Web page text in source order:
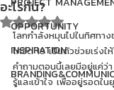
OPPORTUNITY
INSPIRATION
อะไรกัน?
Rated NaN out
โลกกำลังหมุนไปในทิศทา
โควิด 19 เป็นตัวช่วยเร่งใ
คำถามตอนนี้เลยมีอยู่แค่ว่
รู้และเข้าใจ เพื่ออยู่รอดใ